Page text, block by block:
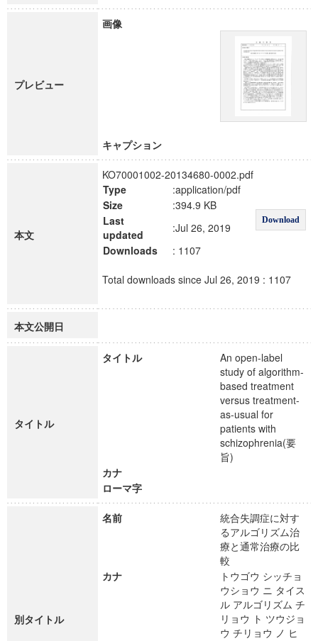
プレビュー
画像
キャプション
本文
KO70001002-20134680-0002.pdf
Type
:application/pdf
Download
Size
:394.9 KB
Last
updated
:Jul 26, 2019
Downloads
: 1107
Total downloads since Jul 26, 2019 : 1107
本文公開日
タイトル
タイトル
An open-label
study of algorithm-
based treatment
versus treatment-
as-usual for
patients with
schizophrenia(要
旨)
カナ
ローマ字
別タイトル
名前
統合失調症に対す
るアルゴリズム治
療と通常治療の比
較
カナ
トウゴウ シッチョ
ウショウ ニ タイス
ル アルゴリズム チ
リョウ ト ツウジョ
ウ チリョウ ノ ヒ